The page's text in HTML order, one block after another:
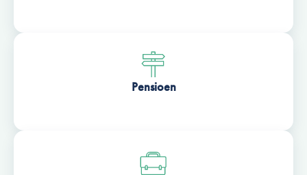
Pensioen